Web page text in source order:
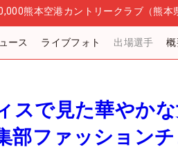
熊本空港カントリークラブ（熊本
ース ライブフォト 出場選手
スで見た華やか
部ファッションチ